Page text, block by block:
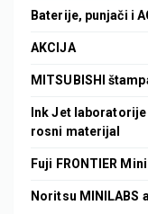
Baterije, punjači i
AKCIJA
MITSUBISHI
Ink Jet
rosni materijal
Fuji FRONTIER
Noritsu MINILABS